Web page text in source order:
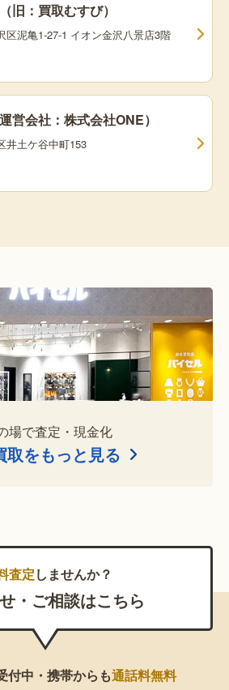
旧：買取むすび）
区泥亀1-27-1 イオン金沢八景店3階
営会社：株式会社ONE）
井土ケ谷中町153
場で査定・現金化
取をもっと見る
査定しませんか？
・ご相談はこちら
付中・携帯からも通話料無料